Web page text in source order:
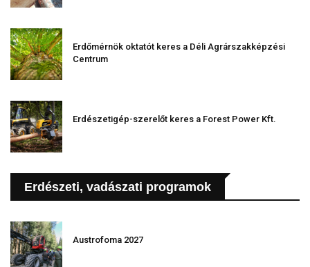
Erdőmérnök oktatót keres a Déli Agrárszakképzési
Centrum
Erdészetigép-szerelőt keres a Forest Power Kft.
Erdészeti, vadászati programok
Austrofoma 2027